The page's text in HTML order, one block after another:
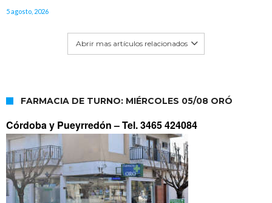
5 agosto, 2026
Abrir mas artículos relacionados
FARMACIA DE TURNO: MIÉRCOLES 05/08 ORÓ
Córdoba y Pueyrredón –Tel. 3465 424084